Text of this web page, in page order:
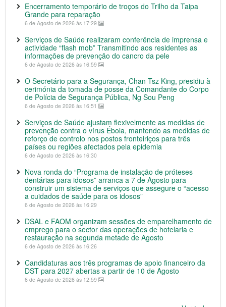
Encerramento temporário de troços do Trilho da Taipa
Grande para reparação
6 de Agosto de 2026 às 17:29
Serviços de Saúde realizaram conferência de imprensa e
actividade “flash mob” Transmitindo aos residentes as
informações de prevenção do cancro da pele
6 de Agosto de 2026 às 16:59
O Secretário para a Segurança, Chan Tsz King, presidiu à
cerimónia da tomada de posse da Comandante do Corpo
de Polícia de Segurança Pública, Ng Sou Peng
6 de Agosto de 2026 às 16:51
Serviços de Saúde ajustam flexivelmente as medidas de
prevenção contra o vírus Ébola, mantendo as medidas de
reforço de controlo nos postos fronteiriços para três
países ou regiões afectados pela epidemia
6 de Agosto de 2026 às 16:30
Nova ronda do “Programa de instalação de próteses
dentárias para idosos” arranca a 7 de Agosto para
construir um sistema de serviços que assegure o “acesso
a cuidados de saúde para os idosos”
6 de Agosto de 2026 às 16:29
DSAL e FAOM organizam sessões de emparelhamento de
emprego para o sector das operações de hotelaria e
restauração na segunda metade de Agosto
6 de Agosto de 2026 às 16:26
Candidaturas aos três programas de apoio financeiro da
DST para 2027 abertas a partir de 10 de Agosto
6 de Agosto de 2026 às 12:59